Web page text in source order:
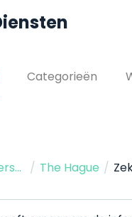
Categorieën
Barbershop / The Hague /